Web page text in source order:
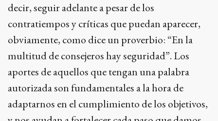
decir, seguir adelante a pesar de los
contratiempos y críticas que puedan aparecer,
obviamente, como dice un proverbio: “En la
multitud de consejeros hay seguridad”. Los
aportes de aquellos que tengan una palabra
autorizada son fundamentales a la hora de
adaptarnos en el cumplimiento de los objetivos,